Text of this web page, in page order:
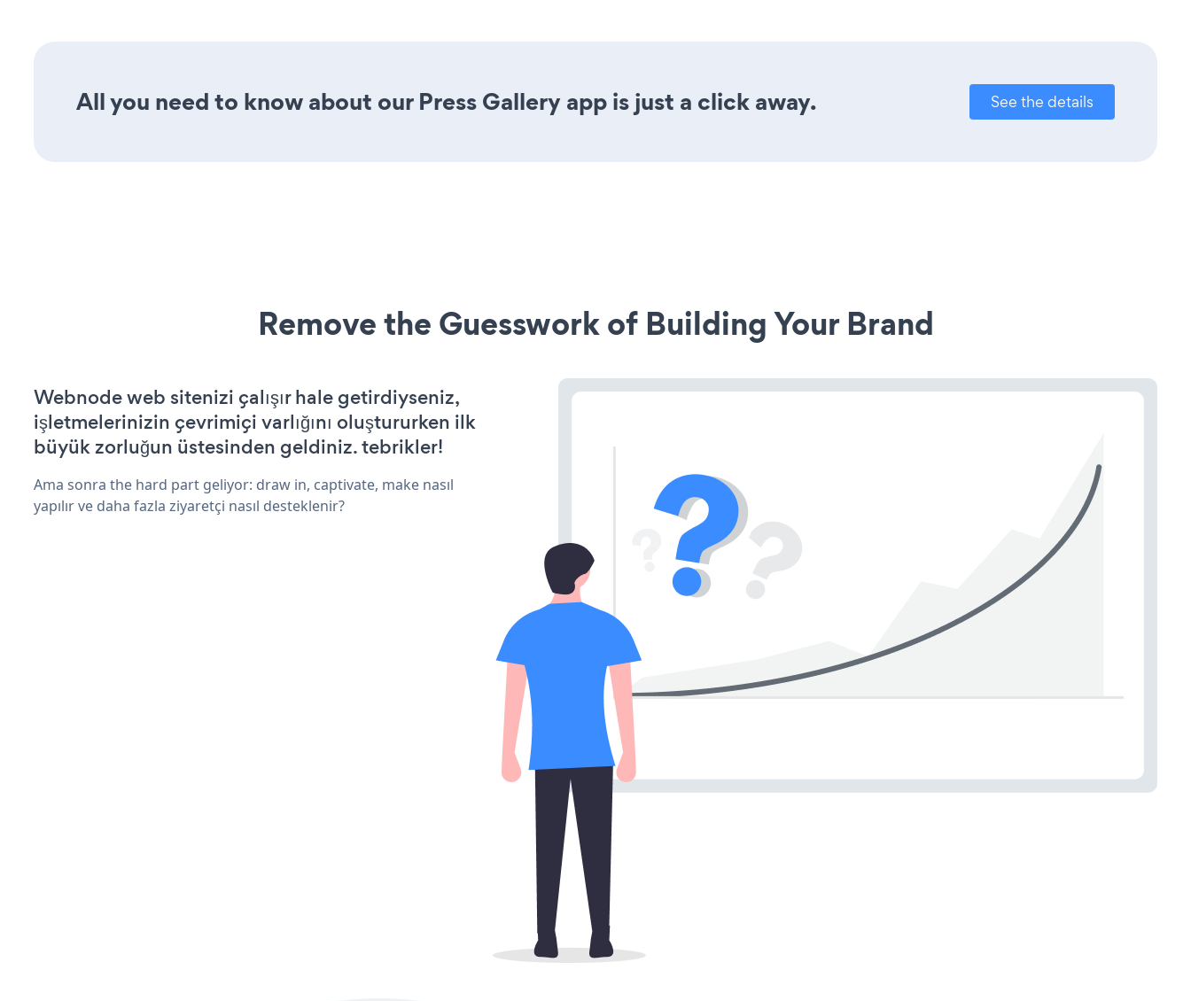
All you need to know about our Press Gallery app is just a click away. See the details
Remove the Guesswork of Building Your Brand
Webnode web sitenizi çalışır hale getirdiyseniz,
işletmelerinizin çevrimiçi varlığını oluştururken ilk
büyük zorluğun üstesinden geldiniz. tebrikler!
Ama sonra the hard part geliyor: draw in, captivate, make nasıl
yapılır ve daha fazla ziyaretçi nasıl desteklenir?